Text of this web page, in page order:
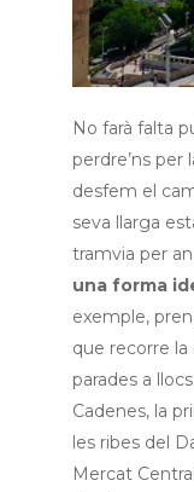
No farà falta
perdre’ns
desfem el
seva llarga
tramvia per
una forma
exemple,
que recorre
parades a
Cadenes, la
les ribes del
Mercat